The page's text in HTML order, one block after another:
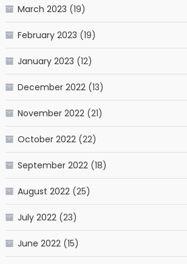
March 2023 (19)
February 2023 (19)
January 2023 (12)
December 2022(13)
November 2022(21)
October 2022(22)
September 2022(18)
August 2022(25)
July 2022(23)
June 2022(15)